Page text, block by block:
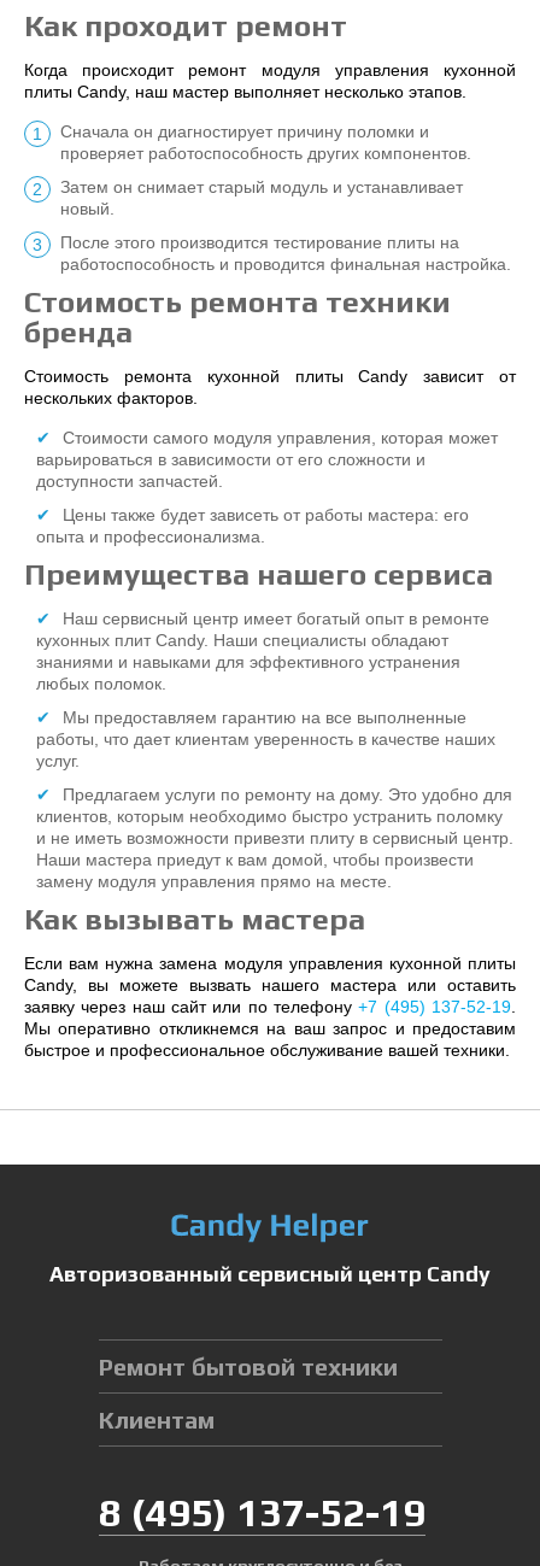
Как проходит ремонт
Когда происходит ремонт модуля управления кухонной
плиты Candy, наш мастер выполняет несколько этапов.
Сначала он диагностирует причину поломки и
проверяет работоспособность других компонентов.
Затем он снимает старый модуль и устанавливает
новый.
После этого производится тестирование плиты на
работоспособность и проводится финальная настройка.
Стоимость ремонта техники
бренда
Стоимость ремонта кухонной плиты Candy зависит от
нескольких факторов.
Стоимости самого модуля управления, которая может
варьироваться в зависимости от его сложности и
доступности запчастей.
Цены также будет зависеть от работы мастера: его
опыта и профессионализма.
Преимущества нашего сервиса
Наш сервисный центр имеет богатый опыт в ремонте
кухонных плит Candy. Наши специалисты обладают
знаниями и навыками для эффективного устранения
любых поломок.
Мы предоставляем гарантию на все выполненные
работы, что дает клиентам уверенность в качестве наших
услуг.
Предлагаем услуги по ремонту на дому. Это удобно для
клиентов, которым необходимо быстро устранить поломку
и не иметь возможности привезти плиту в сервисный центр.
Наши мастера приедут к вам домой, чтобы произвести
замену модуля управления прямо на месте.
Как вызывать мастера
Если вам нужна замена модуля управления кухонной плиты
Candy, вы можете вызвать нашего мастера или оставить
заявку через наш сайт или по телефону+7 (495) 137-52-19
Мы оперативно откликнемся на ваш запрос и предоставим
быстрое и профессиональное обслуживание вашей техники.
Авторизованный сервисный центр Candy
Ремонт бытовой техники
Клиентам
8 (495) 137-52-19